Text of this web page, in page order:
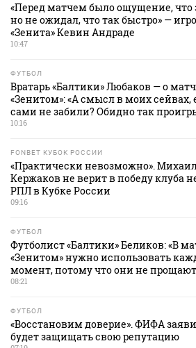
«Перед матчем было ощущение, что
но не ожидал, что так быстро» —
«Зенита» Кевин Андраде
10:47
ФУТБОЛ
Вратарь «Балтики» Любаков — о
«Зенитом»: «А смысл в моих сейвах,
сами не забили? Обидно так
10:16
FONBET КУБОК РОССИИ
«Практически невозможно».
Кержаков не верит в победу клуба
РПЛ в Кубке России
09:16
ФУТБОЛ
Футболист «Балтики» Беликов: «В
«Зенитом» нужно использовать
момент, потому что они не
08:21
ФУТБОЛ
«Восстановим доверие». ФИФА
будет защищать свою репутацию